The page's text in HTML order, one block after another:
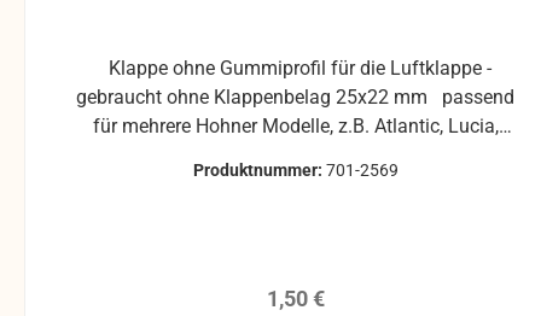
gebraucht ohne Klappenbelag 25x22 mm passend
für mehrere Hohner Modelle, z.B. Atlantic, Lucia,
um Rücksendungen zu vermeiden. Rücksendungen
Produktnummer: 701-2569
Regulärer Preis:
1,50 €